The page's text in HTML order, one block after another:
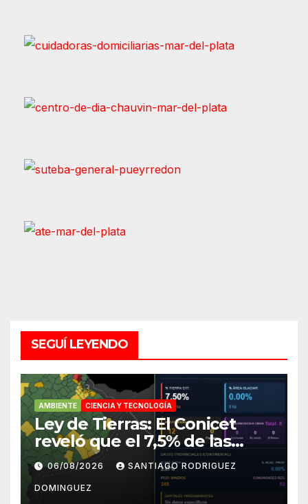
SEGUÍ LEYENDO
AMBIENTE CIENCIA Y TECNOLOGÍA
Ley de Tierras: El Conicet
reveló que el 7,5% de las
tierras rurales de Mar del
Plata pertenecen a
extranjeros
06/08/2026 SANTIAGO RODRIGUEZ
DOMINGUEZ